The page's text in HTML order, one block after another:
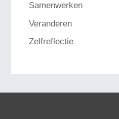
Samenwerken
Veranderen
Zelfreflectie